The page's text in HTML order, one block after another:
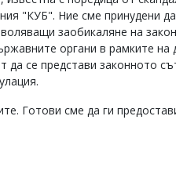
"КУБ". Ние сме принудени
заобикаляне на
органи в рамките на
се представи законното
Готови сме да ги